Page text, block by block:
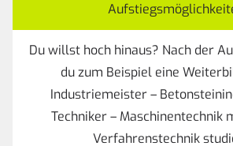
Du willst hoch hinaus? Nach der
du zum Beispiel eine
Industriemeister –
Techniker – Maschinentechnik
Verfahrenstechnik